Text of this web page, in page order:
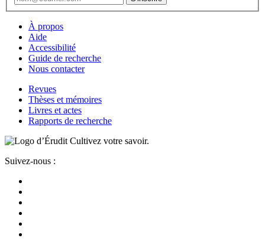
À propos
Aide
Accessibilité
Guide de recherche
Nous contacter
Revues
Thèses et mémoires
Livres et actes
Rapports de recherche
Cultivez votre savoir.
Suivez-nous :